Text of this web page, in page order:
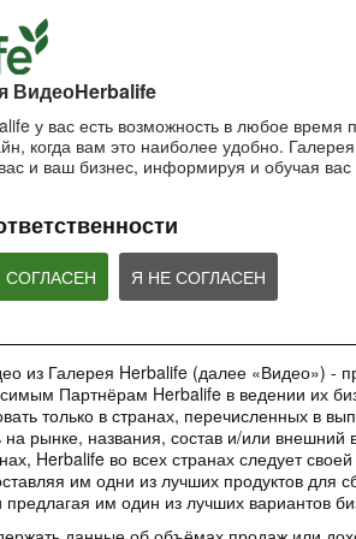
ВидеоHerbalife
у вас есть возможность в любое время
когда вам это наиболее удобно.
и ваш бизнес, информируя и обучая
Я НЕ СОГЛАСЕН
из Галерея Herbalife (далее «Видео») -
Партнёрам Herbalife в ведении их
только в странах, перечисленных в
на рынке, названия, состав и/или внешний
Herbalife во всех странах следует
им одни из лучших продуктов для
предлагая им один из лучших вариантов
Ночной крем Herbalife SKIN
1:56:59
Антивозрастная сыворотка
ВЕБИНАРЫ
1:48:24
Вебинар «Галерея
Красоты как бизнес-
инструмент»
Практическое применение
уникального проекта в работе
Обучающее
HN GROW
Вы узнаете ВСЕ о новом
обучающем
приложении HN GROW.